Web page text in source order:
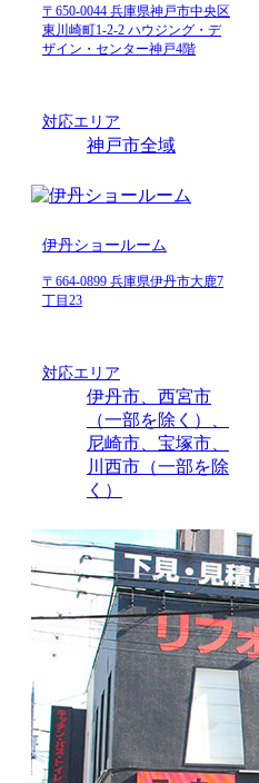
〒650-0044 兵庫県神戸市中央区
東川崎町1-2-2 ハウジング・デ
ザイン・センター神戸4階
対応エリア
神戸市全域
伊丹ショールーム
〒664-0899 兵庫県伊丹市大鹿7
丁目23
対応エリア
伊丹市、西宮市
（一部を除く）、
尼崎市、宝塚市、
川西市（一部を除
く）